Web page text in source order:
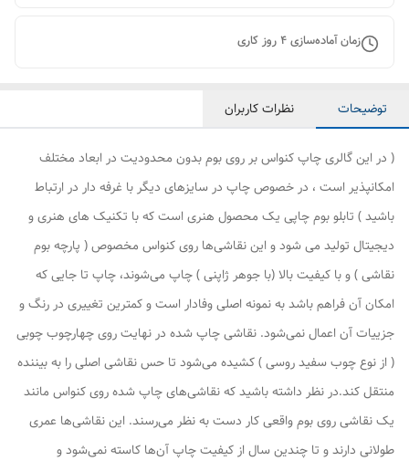
زمان آماده‌سازی4روز کاری
توضیحات نظرات کاربران
( در این گالری چاپ کنواس بر روی بوم بدون محدودیت در ابعاد مختلف
امکانپذیر است ، در خصوص چاپ در سایزهای دیگر با غرفه دار در ارتباط
باشید ) تابلو بوم چاپی یک محصول هنری است که با تکنیک های هنری و
دیجیتال تولید می شود و این نقاشی‌ها روی کنواس مخصوص ( پارچه بوم
نقاشی ) و با کیفیت بالا (با جوهر ژاپنی ) چاپ می‌شوند، چاپ تا جایی که
امکان آن فراهم باشد به نمونه اصلی وفادار است و کمترین تغییری در رنگ و
جزییات آن اعمال نمی‌شود. نقاشی چاپ شده در نهایت روی چهارچوب چوبی
( از نوع چوب سفید روسی ) کشیده می‌شود تا حس نقاشی اصلی را به بیننده
منتقل کند.در نظر داشته باشید که نقاشی‌های چاپ شده روی کنواس مانند
یک نقاشی روی بوم واقعی کار دست به نظر می‌رسند. این نقاشی‌ها عمری
طولانی دارند و تا چندین سال از کیفیت چاپ آن‌ها کاسته نمی‌شود و